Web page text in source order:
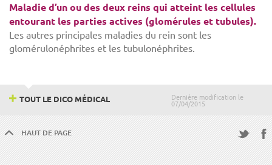
Maladie d’un ou des deux reins qui atteint les cellules
entourant les parties actives (glomérules et tubules).
Les autres principales maladies du rein sont les
glomérulonéphrites et les tubulonéphrites.
Dernière modification le
07/04/2015
TOUT LE DICO MÉDICAL
HAUT DE PAGE